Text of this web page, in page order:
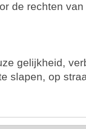
de rechten
gelijkheid,
slapen, op